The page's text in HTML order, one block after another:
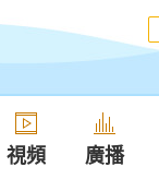
視頻 廣播